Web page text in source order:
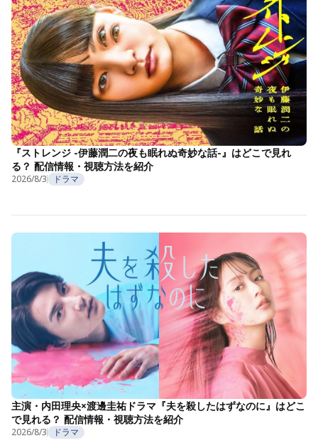
『ストレンジ -伊藤潤二の夜も眠れぬ奇妙な話-』はどこで見れ
る？ 配信情報・視聴方法を紹介
2026/8/3 ドラマ
主演・内田理央×渡邊圭祐ドラマ『夫を殺したはずなのに』はどこ
で見れる？ 配信情報・視聴方法を紹介
2026/8/3 ドラマ